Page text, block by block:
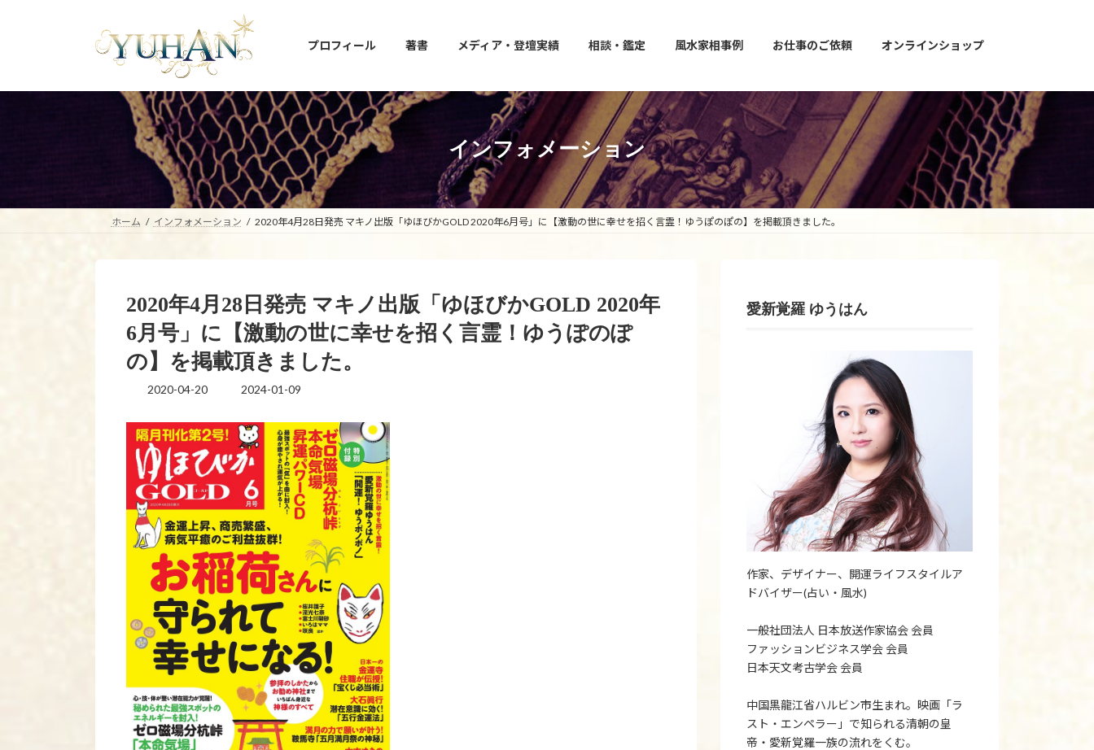
ツ
シ
プロフィール 著書 メディア・登壇実績 相談・鑑定 風水家相事例 お仕事のご依頼 オンラインショップ
インフォメーション
ホーム インフォメーション 2020年4月28日発売 マキノ出版「ゆほびかGOLD 2020年6月号」に【激動の世に幸せを招く言霊！ゆうぽのぽの】を掲載頂きました。
2020年4月28日発売 マキノ出版「ゆほびかGOLD 2020年
6月号」に【激動の世に幸せを招く言霊！ゆうぽのぽ
の】を掲載頂きました。
2020-04-20
最
更
新
日
時
2024-01-09
愛新覚羅 ゆうはん
作家、デザイナー、開運ライフスタイルア
ドバイザー(占い・風水)
一般社団法人 日本放送作家協会 会員
ファッションビジネス学会 会員
日本天文考古学会 会員
中国黒龍江省ハルビン市生まれ。映画「ラ
スト・エンペラー」で知られる清朝の皇
帝・愛新覚羅一族の流れをくむ。